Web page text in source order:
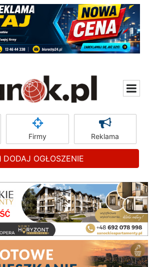
Firmy Reklama
DODAJ OGŁOSZENIE